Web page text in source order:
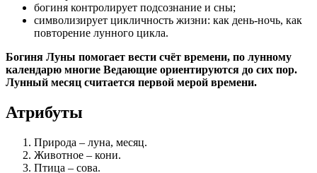
богиня контролирует подсознание и сны;
символизирует цикличность жизни: как день-ночь, как
повторение лунного цикла.
Богиня Луны помогает вести счёт времени, по лунному
календарю многие Ведающие ориентируются до сих пор.
Лунный месяц считается первой мерой времени.
Атрибуты
Природа – луна, месяц.
Животное – кони.
Птица – сова.